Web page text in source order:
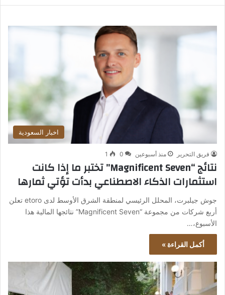
اخبار السعودية
فريق التحرير منذ أسبوعين 0
1
نتائج “Magnificent Seven” تختبر ما إذا كانت
استثمارات الذكاء الاصطناعي بدأت تؤتي ثمارها
جوش جيلبرت، المحلل الرئيسي لمنطقة الشرق الأوسط لدى etoro تعلن
أربع شركات من مجموعة “Magnificent Seven” نتائجها المالية هذا
الأسبوع،…
أكمل القراءة »